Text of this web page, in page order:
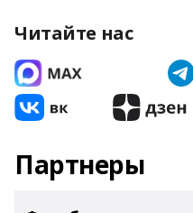
Читайте нас
Партнеры